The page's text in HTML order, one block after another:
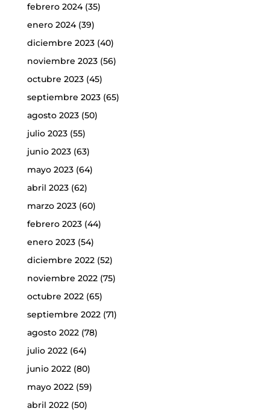
febrero 2024(35)
enero 2024(39)
diciembre 2023(40)
noviembre 2023(56)
octubre 2023(45)
septiembre 2023(65)
agosto 2023(50)
julio 2023(55)
junio 2023(63)
mayo 2023(64)
abril 2023(62)
marzo 2023(60)
febrero 2023(44)
enero 2023(54)
diciembre 2022(52)
noviembre 2022(75)
octubre 2022(65)
septiembre 2022(71)
agosto 2022(78)
julio 2022(64)
junio 2022(80)
mayo 2022(59)
abril 2022(50)